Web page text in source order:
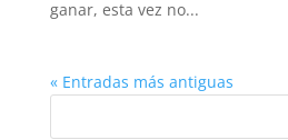
ganar, esta vez no...
« Entradas más antiguas